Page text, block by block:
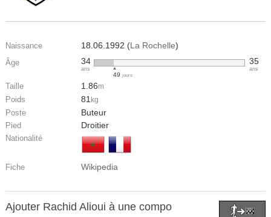
Naissance 18.06.1992 (La Rochelle)
Âge 34
ans
49 jours
35
ans
Taille 1.86m
Poids 81 kg
Poste Buteur
Pied Droitier
Nationalité
Fiche Wikipedia
Ajouter Rachid Alioui à une compo